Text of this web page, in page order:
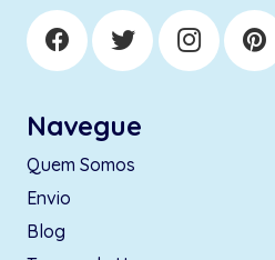
Navegue
Quem Somos
Envio
Blog